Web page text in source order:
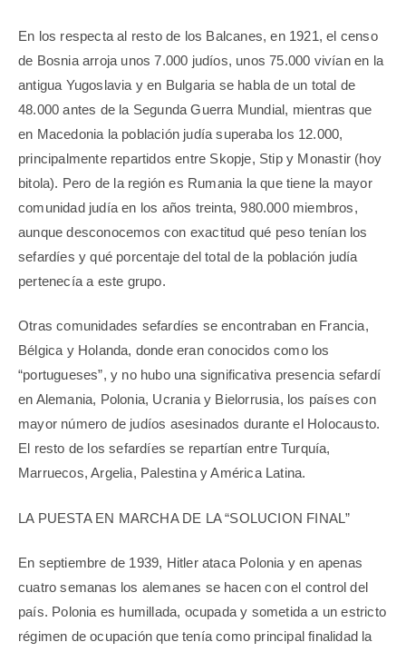
En los respecta al resto de los Balcanes, en 1921, el censo
de Bosnia arroja unos 7.000 judíos, unos 75.000 vivían en la
antigua Yugoslavia y en Bulgaria se habla de un total de
48.000 antes de la Segunda Guerra Mundial, mientras que
en Macedonia la población judía superaba los 12.000,
principalmente repartidos entre Skopje, Stip y Monastir (hoy
bitola). Pero de la región es Rumania la que tiene la mayor
comunidad judía en los años treinta, 980.000 miembros,
aunque desconocemos con exactitud qué peso tenían los
sefardíes y qué porcentaje del total de la población judía
pertenecía a este grupo.
Otras comunidades sefardíes se encontraban en Francia,
Bélgica y Holanda, donde eran conocidos como los
“portugueses”, y no hubo una significativa presencia sefardí
en Alemania, Polonia, Ucrania y Bielorrusia, los países con
mayor número de judíos asesinados durante el Holocausto.
El resto de los sefardíes se repartían entre Turquía,
Marruecos, Argelia, Palestina y América Latina.
LA PUESTA EN MARCHA DE LA “SOLUCION FINAL”
En septiembre de 1939, Hitler ataca Polonia y en apenas
cuatro semanas los alemanes se hacen con el control del
país. Polonia es humillada, ocupada y sometida a un estricto
régimen de ocupación que tenía como principal finalidad la